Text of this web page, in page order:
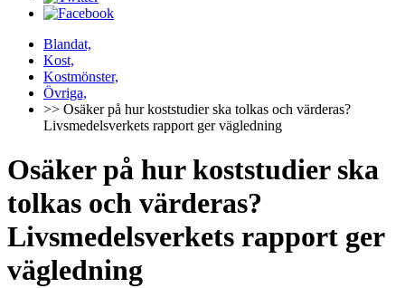
Blandat,
Kost,
Kostmönster,
Övriga,
>> Osäker på hur koststudier ska tolkas och värderas?
Livsmedelsverkets rapport ger vägledning
Osäker på hur koststudier ska
tolkas och värderas?
Livsmedelsverkets rapport ger
vägledning